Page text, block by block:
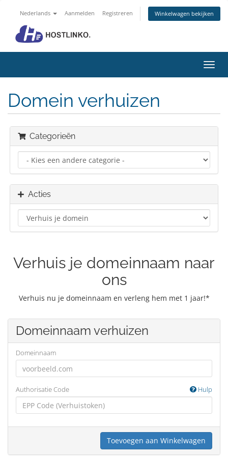
Nederlands Aanmelden Registreren Winkelwagen bekijken
in-/
Domein verhuizen
Categorieën
Acties
Verhuis je domeinnaam naar
ons
Verhuis nu je domeinnaam en verleng hem met 1 jaar!*
Domeinnaam verhuizen
Domeinnaam
Authorisatie Code Hulp
Toevoegen aan Winkelwagen